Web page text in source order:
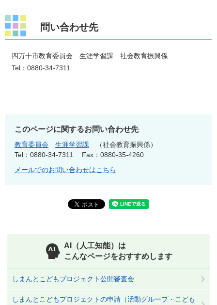
問い合わせ先
四万十市教育委員会 生涯学習課 社会教育振興係
Tel：0880-34-7311
このページに関するお問い合わせ先
教育委員会 生涯学習課
社会教育振興係
Tel：0880-34-7311
Fax：0880-35-4260
メールでのお問い合わせはこちら
AI（人工知能）は
こんなページをおすすめします
しまんとこどもプロジェクト公開審査会
しまんとこどもプロジェクトの申請（活動グループ・こども